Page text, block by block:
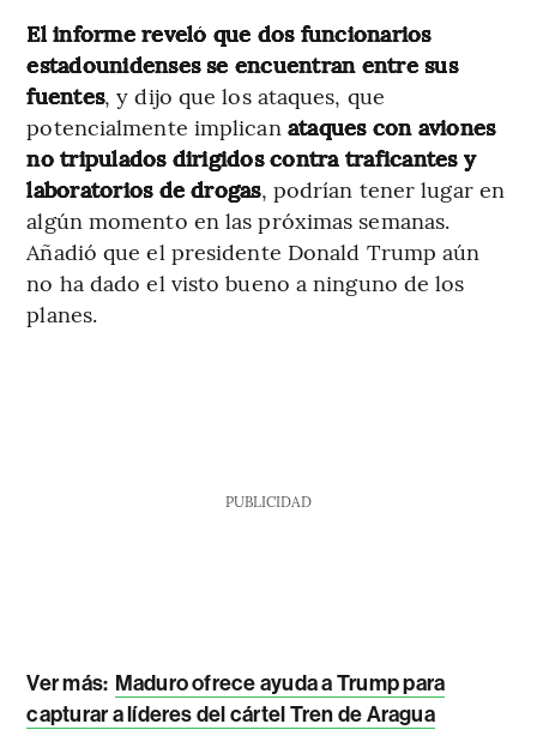
El informe reveló que dos funcionarios
estadounidenses se encuentran entre sus
fuentes, y dijo que los ataques, que
potencialmente implican ataques con aviones
no tripulados dirigidos contra traficantes y
laboratorios de drogas, podrían tener lugar en
algún momento en las próximas semanas.
Añadió que el presidente Donald Trump aún
no ha dado el visto bueno a ninguno de los
planes.
PUBLICIDAD
Ver más: Maduro ofrece ayuda a Trump para
capturar a líderes del cártel Tren de Aragua